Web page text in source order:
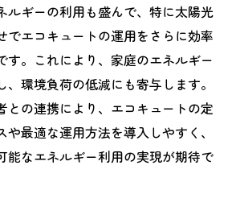
エコキュートの選び方
然環境を考慮したエコキュート
トがもたらす自然との調和
自然に優しいエコキュート選択
暮らしを支えるエコキュート
ルギーの利用も盛んで、特に太陽光
でエコキュートの運用をさらに効率
す。これにより、家庭のエネルギー
環境負荷の低減にも寄与します。
との連携により、エコキュートの定
最適な運用方法を導入しやすく、
能なエネルギー利用の実現が期待で